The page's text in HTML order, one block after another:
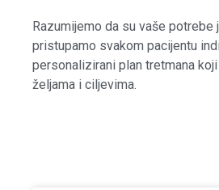
Razumijemo da su vaše
pristupamo svakom pacijentu
personalizirani plan tretmana
željama i ciljevima.